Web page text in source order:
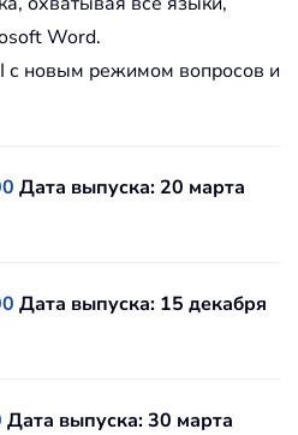
Word.
новым режимом вопросов и
Дата выпуска: 20 марта
Дата выпуска: 15 декабря
Дата выпуска: 30 марта